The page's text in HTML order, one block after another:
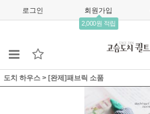
로그인 회원가입
2,000원 적립
도치 하우스 > [완제]패브릭 소품